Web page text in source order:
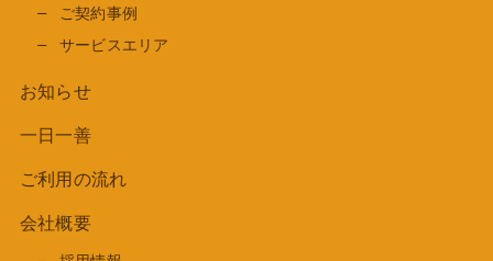
ご契約事例
サービスエリア
お知らせ
一日一善
ご利用の流れ
会社概要